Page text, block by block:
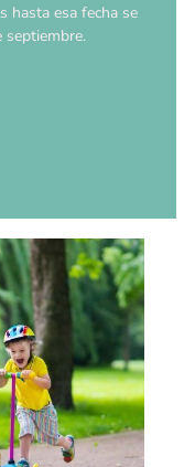
hasta esa fecha se